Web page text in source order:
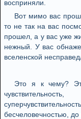
восприняли.
Вот мимо вас
то не так на вас
прошел, а у вас уже
нежный. У вас
вселенской
Это я к чему?
бесчеловечностью,